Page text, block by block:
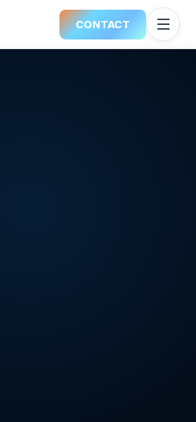
CONTACT